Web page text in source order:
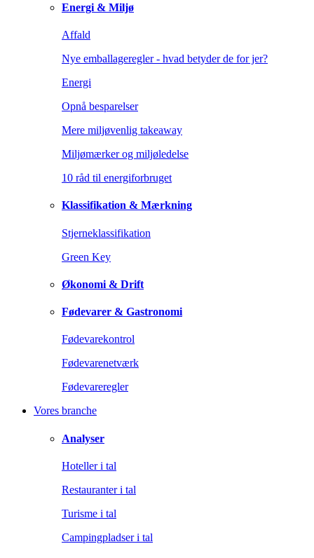
Energi & Miljø
Affald
Nye emballageregler - hvad betyder de for jer?
Energi
Opnå besparelser
Mere miljøvenlig takeaway
Miljømærker og miljøledelse
10 råd til energiforbruget
Klassifikation & Mærkning
Stjerneklassifikation
Green Key
Økonomi & Drift
Fødevarer & Gastronomi
Fødevarekontrol
Fødevarenetværk
Fødevareregler
Vores branche
Analyser
Hoteller i tal
Restauranter i tal
Turisme i tal
Campingpladser i tal